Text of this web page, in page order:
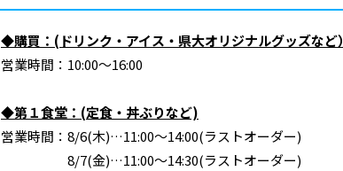
◆購買：(ドリンク・アイス・県大オリジナルグッズなど）
営業時間：10:00～16:00
◆第１食堂：(定食・丼ぶりなど)
営業時間：8/6(木)…11:00～14:00(ラストオーダー)
8/7(金)…11:00～14:30(ラストオーダー)